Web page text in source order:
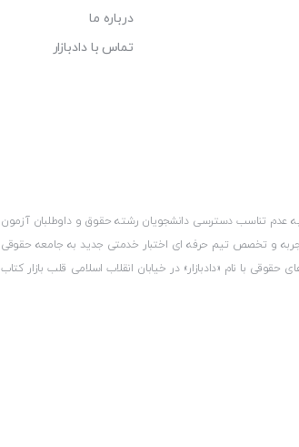
درباره ما
تماس با دادبازار
عدم تناسب دسترسی دانشجویان رشته حقوق و داوطلبان آزمون
تجربه و تخصص تیم حرفه ای اختبار خدمتی جدید به جامعه حقوقی
با نام «دادبازار» در خیابان انقلاب اسلامی قلب بازار کتاب
صنعت، معدن و تجارت، نشان ملی ثبت رسانه های دیجیتال از